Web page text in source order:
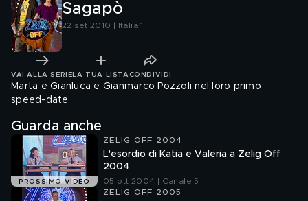
Sagapò
22 set 2010 | Italia 1
VAI ALLA SERIE LA TUA LISTA CONDIVIDI
Marta e Gianluca e Gianmarco Pozzoli nel loro primo
speed-date
Guarda anche
PROSSIMO VIDEO
ZELIG OFF 2004
L'esordio di Katia e Valeria a Zelig Off
2004
05 ott 2004 | Canale 5
ZELIG OFF 2005